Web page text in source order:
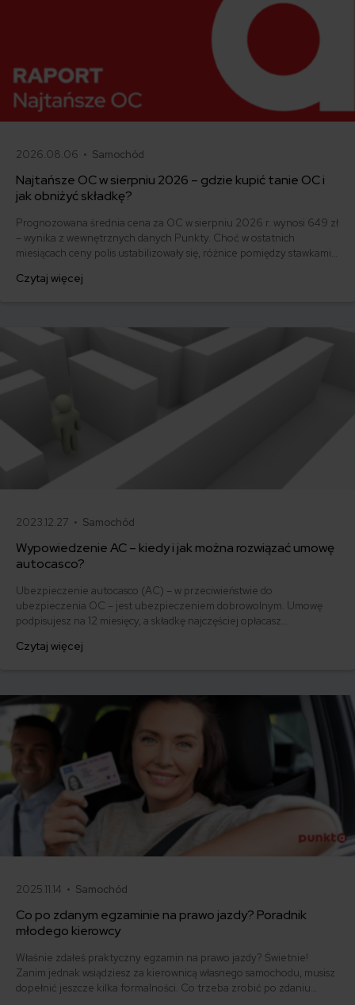
2026.08.06 • Samochód
Najtańsze OC w sierpniu 2026 – gdzie kupić tanie OC i
jak obniżyć składkę?
Prognozowana średnia cena za OC w sierpniu 2026 r. wynosi 649 zł
– wynika z wewnętrznych danych Punkty. Choć w ostatnich
miesiącach ceny polis ustabilizowały się, różnice pomiędzy stawkami
500 zł, inni – powyżej 1500 zł. Gdzie znaleźć najtańsze OC w Polsce
Czytaj więcej
2023.12.27 • Samochód
Wypowiedzenie AC – kiedy i jak można rozwiązać umowę
autocasco?
Ubezpieczenie autocasco (AC) – w przeciwieństwie do
ubezpieczenia OC – jest ubezpieczeniem dobrowolnym. Umowę
podpisujesz na 12 miesięcy, a składkę najczęściej opłacasz
ofertę lub zdecydowałeś się sprzedać samochód w trakcie trwania
Czytaj więcej
2025.11.14 • Samochód
Co po zdanym egzaminie na prawo jazdy? Poradnik
młodego kierowcy
Właśnie zdałeś praktyczny egzamin na prawo jazdy? Świetnie!
Zanim jednak wsiądziesz za kierownicą własnego samochodu, musisz
dopełnić jeszcze kilka formalności. Co trzeba zrobić po zdaniu